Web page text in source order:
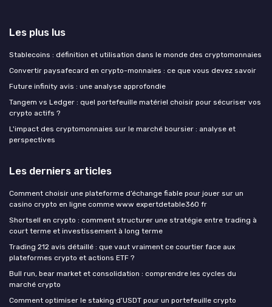
Les plus lus
Stablecoins : définition et utilisation dans le monde des cryptomonnaies
Convertir paysafecard en crypto-monnaies : ce que vous devez savoir
Future infinity avis : une analyse approfondie
Tangem vs Ledger : quel portefeuille matériel choisir pour sécuriser vos
crypto actifs ?
L'impact des cryptomonnaies sur le marché boursier : analyse et
perspectives
Les derniers articles
Comment choisir une plateforme d’échange fiable pour jouer sur un
casino crypto en ligne comme www expertdetable360 fr
Shortsell en crypto : comment structurer une stratégie entre trading à
court terme et investissement à long terme
Trading 212 avis détaillé : que vaut vraiment ce courtier face aux
plateformes crypto et actions ETF ?
Bull run, bear market et consolidation : comprendre les cycles du
marché crypto
Comment optimiser le staking d’USDT pour un portefeuille crypto